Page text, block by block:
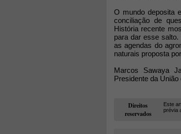
O mundo deposita
conciliação de
História recente
para dar esse
as agendas do
naturais proposta
Marcos Sawaya
Presidente da
Direitos
reservados
Este
prévia